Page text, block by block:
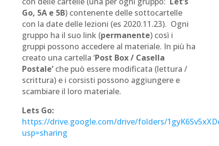
Go, 5A e 5B) contenente delle sottocartelle
con la date delle lezioni (es 2020.11.23). Ogni
gruppo ha il suo link (permanente) così i
gruppi possono accedere al materiale. In più ha
creato una cartella ‘Post Box / Casella
Postale’che può essere modificata (lettura /
scrittura) e i corsisti possono aggiungere e
scambiare il loro materiale.
Lets Go:
https://drive.google.com/drive/folders/
usp=sharing